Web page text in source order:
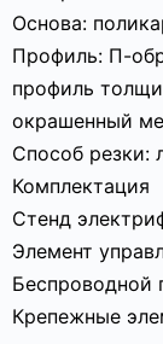
Основа:
Профиль: П-
профиль
окрашенный
Способ резки:
Комплектация
Стенд
Элемент
Беспроводной
Крепежные